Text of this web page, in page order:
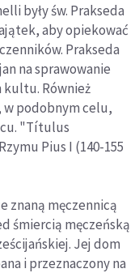
były św. Prakseda
aby opiekować
Prakseda
na sprawowanie
kultu. Również
w podobnym celu,
"Títulus
Pius I (140-155
znaną męczennicą
śmiercią męczeńską
Jej dom
i przeznaczony na